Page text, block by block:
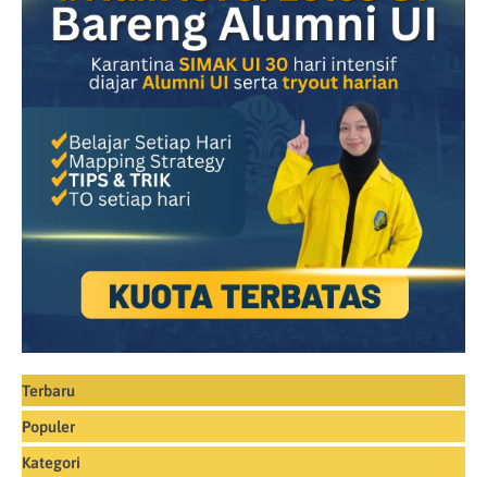
Terbaru
Populer
Kategori